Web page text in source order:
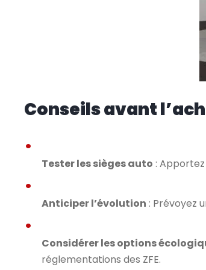
Conseils avant
Tester les sièges auto :
Anticiper l’évolution : Prévoyez
Considérer les options
réglementations des ZFE.